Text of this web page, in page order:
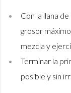
Con la llana
grosor
mezcla y
Terminar la
posible y sin